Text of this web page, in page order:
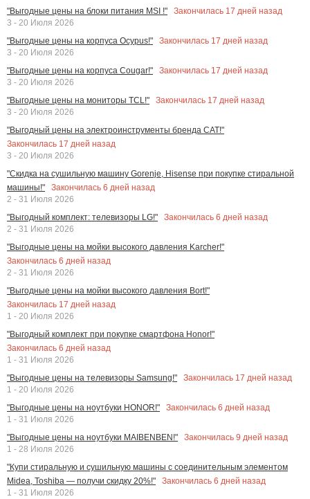
"Выгодные цены на блоки питания MSI !"
Закончилась 17 дней назад
3 - 20 Июля 2026
"Выгодные цены на корпуса Ocypus!"
Закончилась 17 дней назад
3 - 20 Июля 2026
"Выгодные цены на корпуса Cougar!"
Закончилась 17 дней назад
3 - 20 Июля 2026
"Выгодные цены на мониторы TCL!"
Закончилась 17 дней назад
3 - 20 Июля 2026
"Выгодный цены на электроинструменты бренда CAT!"
Закончилась 17 дней назад
3 - 20 Июля 2026
"Скидка на сушильную машину Gorenje, Hisense при покупке стиральной
машины!"
Закончилась 6 дней назад
2 - 31 Июля 2026
"Выгодный комплект: телевизоры LG!"
Закончилась 6 дней назад
2 - 31 Июля 2026
"Выгодные цены на мойки высокого давления Karcher!"
Закончилась 6 дней назад
2 - 31 Июля 2026
"Выгодные цены на мойки высокого давления Bort!"
Закончилась 17 дней назад
1 - 20 Июля 2026
"Выгодный комплект при покупке смартфона Honor!"
Закончилась 6 дней назад
1 - 31 Июля 2026
"Выгодные цены на телевизоры Samsung!"
Закончилась 17 дней назад
1 - 20 Июля 2026
"Выгодные цены на ноутбуки HONOR!"
Закончилась 6 дней назад
1 - 31 Июля 2026
"Выгодные цены на ноутбуки MAIBENBEN!"
Закончилась 9 дней назад
1 - 28 Июля 2026
"Купи стиральную и сушильную машины с соединительным элементом
Midea, Toshiba — получи скидку 20%!"
Закончилась 6 дней назад
1 - 31 Июля 2026